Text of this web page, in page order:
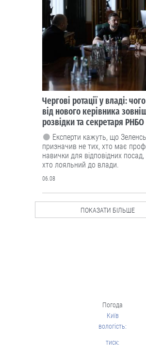
Погода
Київ
вологість:
тиск:
Чергові ротації у владі:
від нового керівника
розвідки та секретаря РНБО
Експерти кажуть, що
призначив не тих, хто має
навички для відповідних посад,
хто лояльний до влади.
06.08
Мотиваційні
ПОКАЗАТИ БІЛЬШЕ